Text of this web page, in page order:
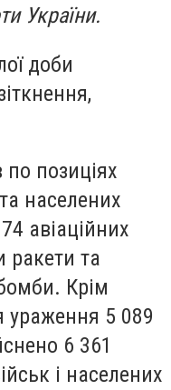
України.
доби
позиціях
населених
авіаційних
ракети та
Крім
ураження 5 089
6 361
і населених